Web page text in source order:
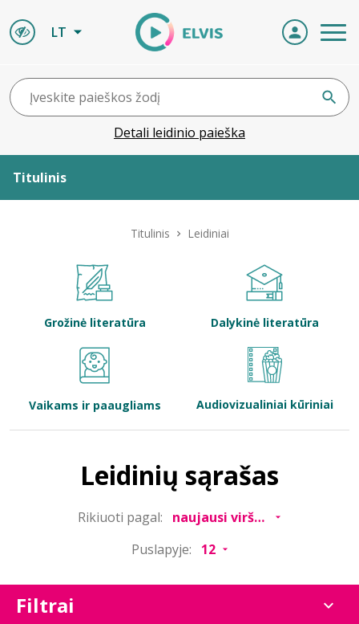
LT
Detali leidinio paieška
Titulinis
Bibliotekoms
Titulinis Leidiniai
Grožinė literatūra Dalykinė literatūra
Vaikams ir paaugliams Audiovizualiniai kūriniai
Leidinių sąrašas
Rikiuoti pagal:
Puslapyje:
Filtrai